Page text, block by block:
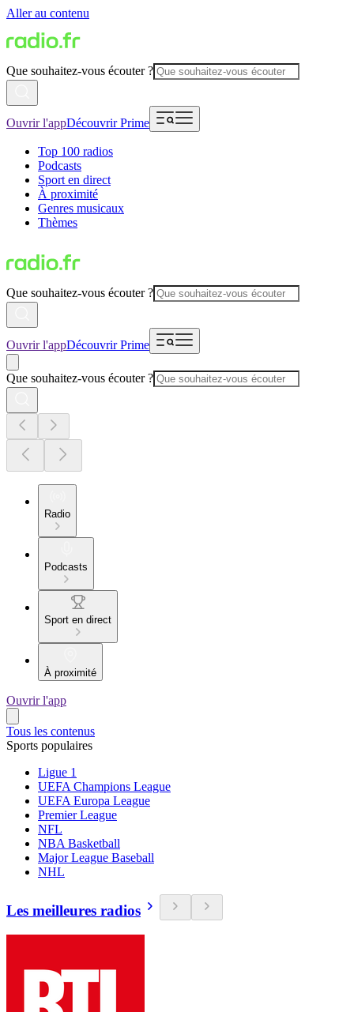
Aller au contenu
Que souhaitez-vous écouter ?
Ouvrir l'appDécouvrir Prime
Top 100 radios
Podcasts
Sport en direct
À proximité
Genres musicaux
Thèmes
Que souhaitez-vous écouter ?
Ouvrir l'appDécouvrir Prime
Que souhaitez-vous écouter ?
Radio
Podcasts
Sport en direct
À proximité
Ouvrir l'app
Tous les contenus
Sports populaires
Ligue 1
UEFA Champions League
UEFA Europa League
Premier League
NFL
NBA Basketball
Major League Baseball
NHL
Les meilleures radios